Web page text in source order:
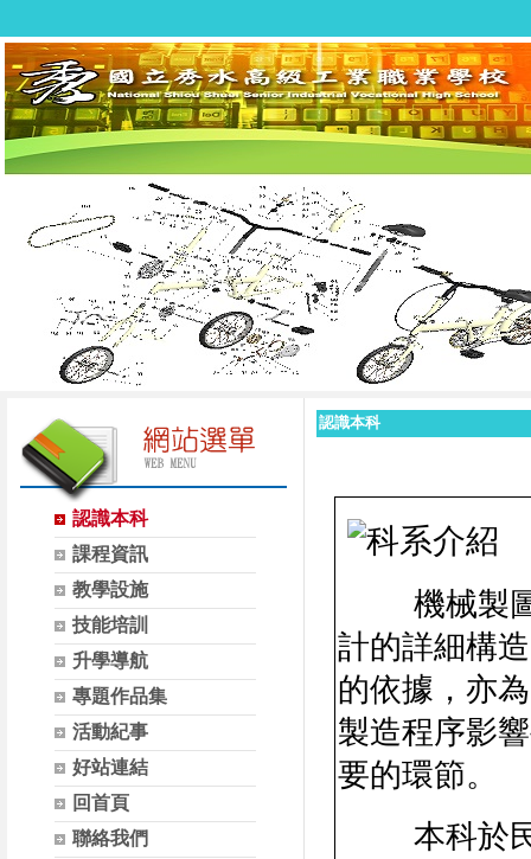
認識本科
課程資訊
教學設施
技能培訓
升學導航
專題作品集
活動紀事
好站連結
回首頁
聯絡我們
認識本科
機械製圖
計的詳細構
的依據，亦
製造程序影
要的環節。
本科於民